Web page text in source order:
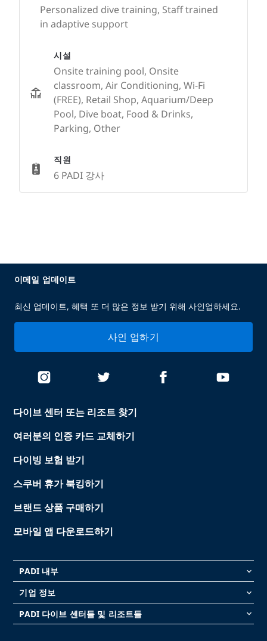
Personalized dive training, Staff trained
in adaptive support
시설
Onsite training pool, Onsite
classroom, Air Conditioning, Wi-Fi
(FREE), Retail Shop, Aquarium/Deep
Pool, Dive boat, Food & Drinks,
Parking, Other
직원
6 PADI 강사
다이브 센터 또는 리조트 찾기
여러분의 인증 카드 교체하기
다이빙 보험 받기
스쿠버 휴가 북킹하기
브랜드 상품 구매하기
모바일 앱 다운로드하기
PADI 내부 keyboard_arrow_down
기업 정보 keyboard_arrow_down
PADI 다이브 센터들 및 리조트들 keyboard_arrow_down
이메일 업데이트
최신 업데이트, 혜택 또 더 많은 정보 받기 위해 사인업하세요.
사인 업하기